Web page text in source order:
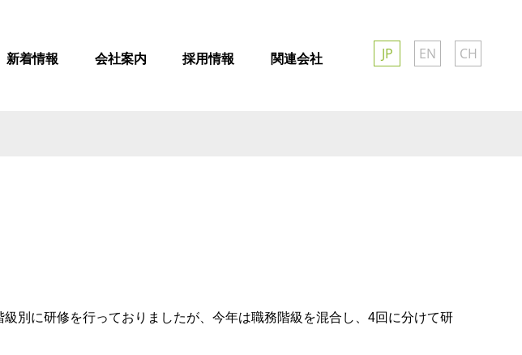
新着情報 会社案内 採用情報 関連会社 JP EN CH
別に研修を行っておりましたが、今年は職務階級を混合し、4回に分けて研